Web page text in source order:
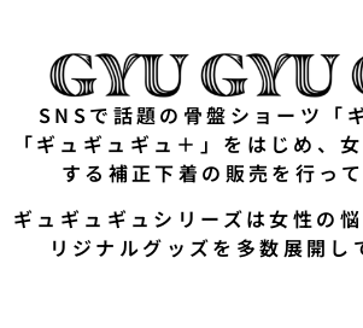
SNSで話題の骨盤ショーツ「
「ギュギュギュ＋」をはじめ、
する補正下着の販売を行って
ギュギュギュシリーズは女性の
リジナルグッズを多数展開し